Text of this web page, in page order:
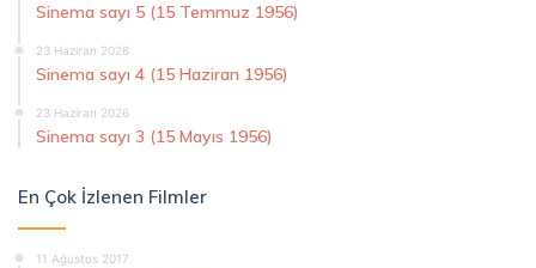
Sinema sayı 5 (15 Temmuz 1956)
23 Haziran 2026
Sinema sayı 4 (15 Haziran 1956)
23 Haziran 2026
Sinema sayı 3 (15 Mayıs 1956)
En Çok İzlenen Filmler
11 Ağustos 2017